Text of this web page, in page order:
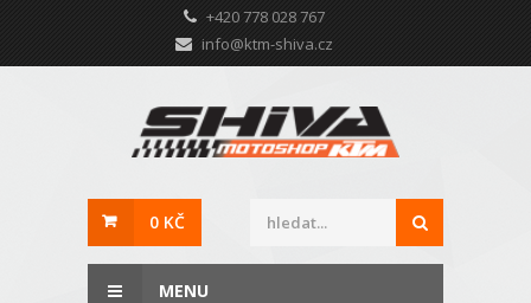
+420 778 028 767
info@ktm-shiva.cz
0 KČ
MENU